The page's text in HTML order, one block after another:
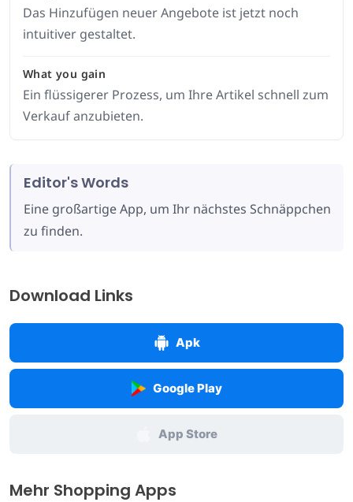
Das Hinzufügen neuer Angebote ist jetzt noch
intuitiver gestaltet.
What you gain
Ein flüssigerer Prozess, um Ihre Artikel schnell zum
Verkauf anzubieten.
Editor's Words
Eine großartige App, um Ihr nächstes Schnäppchen
zu finden.
Download Links
Apk
Google Play
App Store
Mehr Shopping Apps